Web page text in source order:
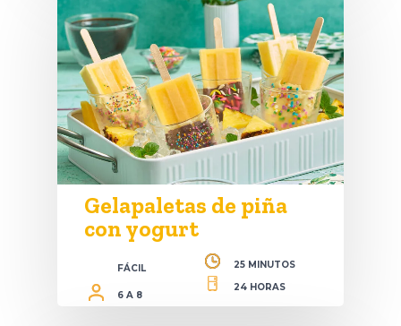
Gelapaletas de piña
con yogurt
FÁCIL
6 A 8
25 MINUTOS
24 HORAS